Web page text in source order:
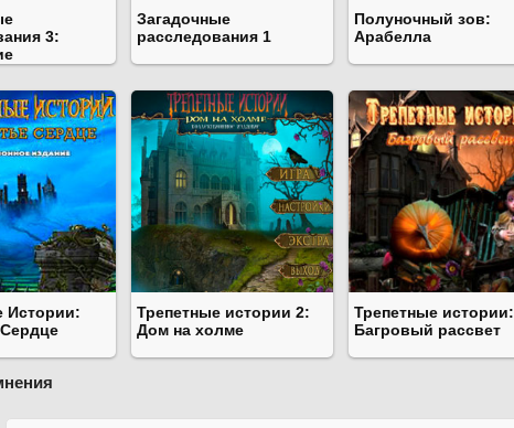
3:
Загадочные
расследования 1
Полуночный зов:
Арабелла
Истории:
Трепетные истории 2:
Дом на холме
Трепетные истории:
Багровый рассвет